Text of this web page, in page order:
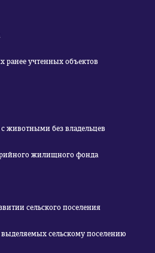
ранее учтенных объектов
животными без владельцев
жилищного фонда
сельского поселения
сельскому поселению